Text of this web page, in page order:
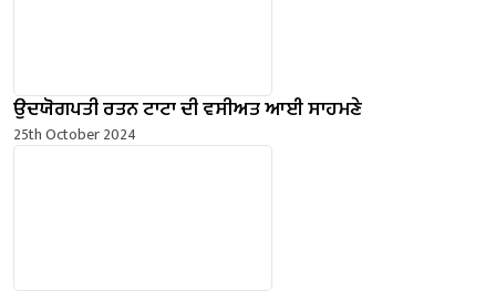
ਉਦਯੋਗਪਤੀ ਰਤਨ ਟਾਟਾ ਦੀ ਵਸੀਅਤ ਆਈ ਸਾਹਮਣੇ
25th October 2024